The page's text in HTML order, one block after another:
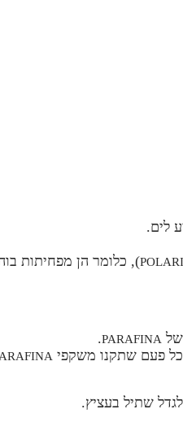
לים.
), כלומר הן מפחיתות
PARAFINA
.
פעם שתקנו משקפי
שתיל בעציץ.